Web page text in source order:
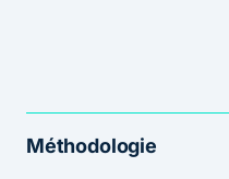
Méthodologie